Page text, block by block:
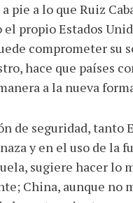
pie a lo que Ruiz
el propio Estados
comprometer
hace que países
a la nueva
de seguridad, tanto
y en el uso de la
sugiere hacer lo
China, aunque no